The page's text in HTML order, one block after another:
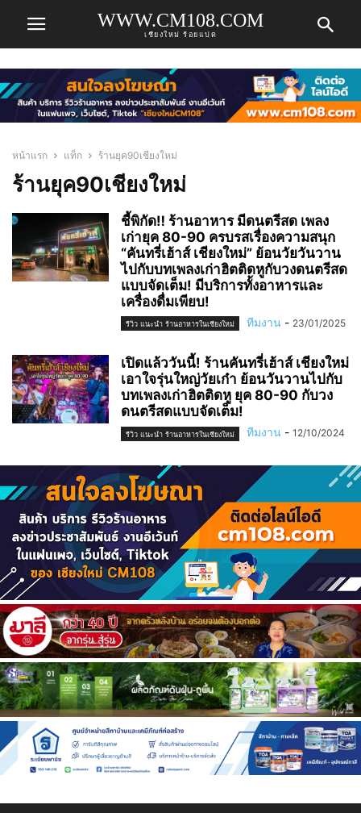
WWW.CM108.COM
เชียงใหม่ ร้อยแปด
หน้าแรก แท็ก ร้านยุค90เชียงใหม่
ร้านยุค90เชียงใหม่
ชี้พิกัด‼️ ร้านอาหาร มีดนตรีสด เพลง
เก่ายุค 80-90 ครบรสเรื่องความสนุก
“คันทรี่เฮ้าส์ เชียงใหม่” ย้อนวัยวันวาน
ไปกับบทเพลงเก่าฮิตติดหูกับวงดนตรีสด
แบบจัดเต็ม! มีบริการทั้งอาหารและ
เครื่องดื่มเพียบ!
รีวิว แนะนำ ร้านอาหารในเชียงใหม่ ทีมงาน - 23/01/2025
เปิดแล้ววันนี้! ร้านคันทรี่เฮ้าส์ เชียงใหม่
เอาใจรุ่นใหญ่วัยเก๋า ย้อนวันวานไปกับ
บทเพลงเก่าฮิตติดหู ยุค 80-90 กับวง
ดนตรีสดแบบจัดเต็ม!
รีวิว แนะนำ ร้านอาหารในเชียงใหม่ ทีมงาน - 12/10/2024